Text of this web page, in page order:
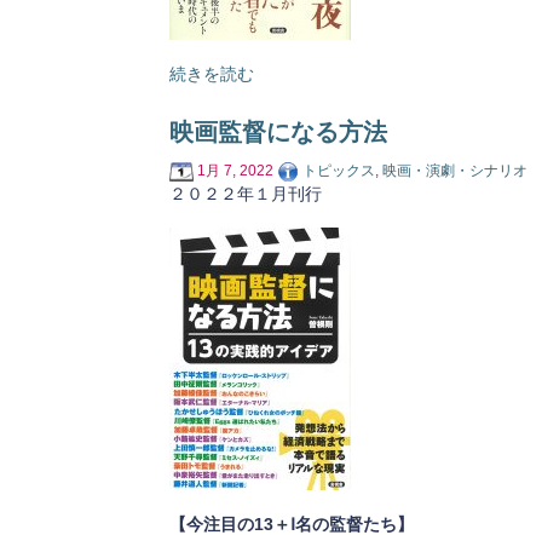
続きを読む
映画監督になる方法
1月 7, 2022 トピックス 映画・演劇・シナリオ
２０２２年１月刊行
【今注目の13＋Ⅰ名の監督たち】